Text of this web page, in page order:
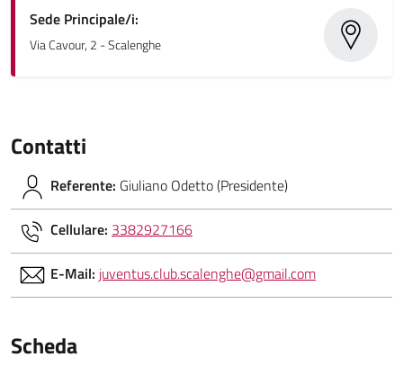
Sede Principale/i:
Via Cavour, 2 - Scalenghe
Contatti
Referente: Giuliano Odetto (Presidente)
Cellulare: 3382927166
E-Mail: juventus.club.scalenghe@gmail.com
Scheda